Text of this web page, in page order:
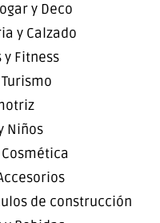
y Deco
y Calzado
y Fitness
Niños
Cosmética
de construcción